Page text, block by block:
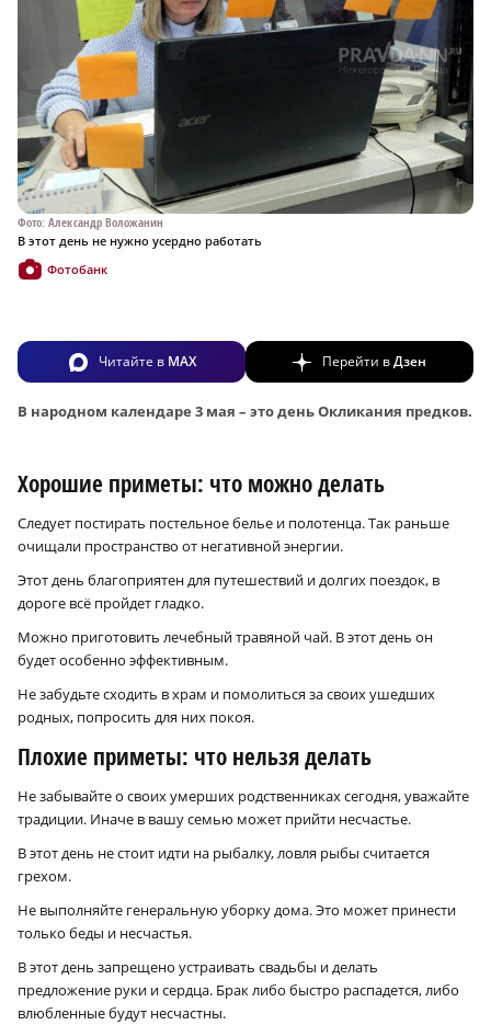
Фото: Александр Воложанин
В этот день не нужно усердно работать
Фотобанк
Читайте в MAX Перейти вДзен
В народном календаре 3 мая – это день Окликания предков.
Хорошие приметы: что можно делать
Следует постирать постельное белье и полотенца. Так раньше
очищали пространство от негативной энергии.
Этот день благоприятен для путешествий и долгих поездок, в
дороге всё пройдет гладко.
Можно приготовить лечебный травяной чай. В этот день он
будет особенно эффективным.
Не забудьте сходить в храм и помолиться за своих ушедших
родных, попросить для них покоя.
Плохие приметы: что нельзя делать
Не забывайте о своих умерших родственниках сегодня, уважайте
традиции. Иначе в вашу семью может прийти несчастье.
В этот день не стоит идти на рыбалку, ловля рыбы считается
грехом.
Не выполняйте генеральную уборку дома. Это может принести
только беды и несчастья.
В этот день запрещено устраивать свадьбы и делать
предложение руки и сердца. Брак либо быстро распадется, либо
влюбленные будут несчастны.